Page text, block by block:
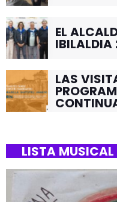
EL
LAS
LISTA MUSICAL